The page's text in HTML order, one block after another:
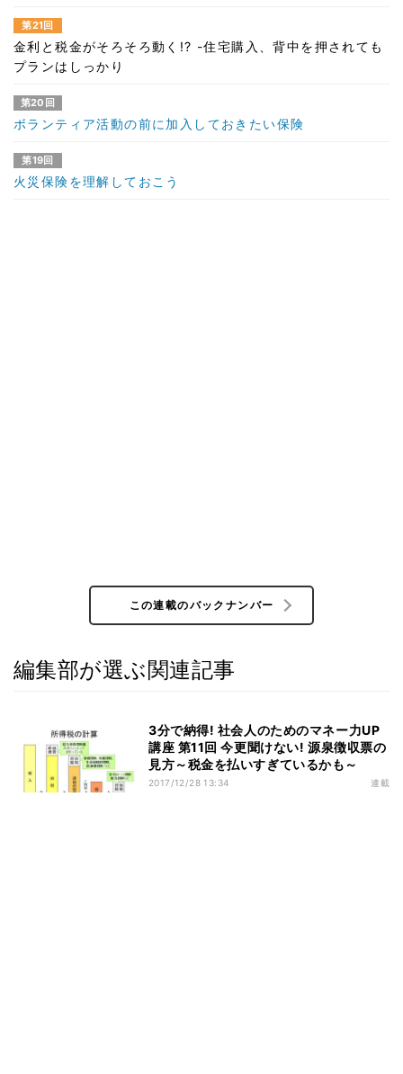
第21回
金利と税金がそろそろ動く!? -住宅購入、背中を押されても
プランはしっかり
第20回
ボランティア活動の前に加入しておきたい保険
第19回
火災保険を理解しておこう
この連載のバックナンバー
編集部が選ぶ関連記事
3分で納得! 社会人のためのマネー力UP
講座 第11回 今更聞けない! 源泉徴収票の
見方～税金を払いすぎているかも～
2017/12/28 13:34 連載